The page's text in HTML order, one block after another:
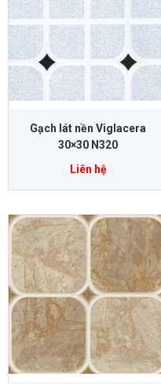
Gạch lát nền Viglacera
30×30 N320
Liên hệ